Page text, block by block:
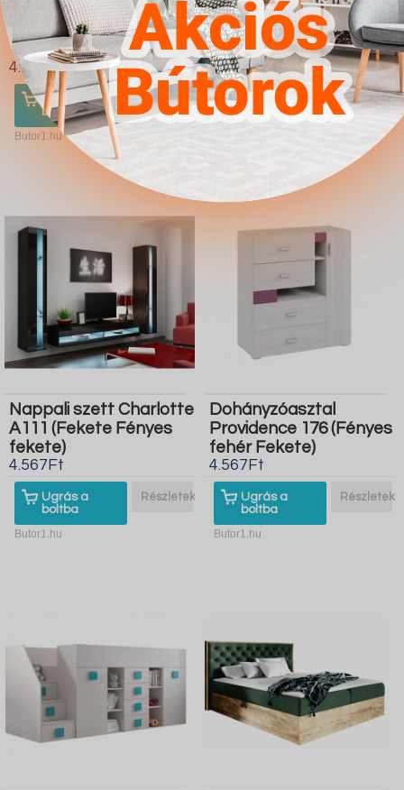
Étkezőgarnitúra Dallas
2601 (Kék Fekete)
4.567Ft
Ugrás a
boltba
Részletek
Butor1.hu
Étkezőgarnitúra Dallas
2749 (Krém Fekete)
4.567Ft
Ugrás a
boltba
Részletek
Nappali szett Charlotte
A111 (Fekete Fényes
fekete)
4.567Ft
Ugrás a
boltba
Részletek
Butor1.hu
Dohányzóasztal
Providence 176 (Fényes
fehér Fekete)
4.567Ft
Ugrás a
boltba
Részletek
Butor1.hu